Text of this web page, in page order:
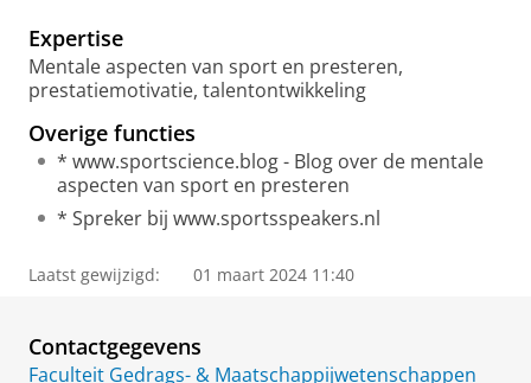
r
t
Expertise
Mentale aspecten van sport en presteren,
prestatiemotivatie, talentontwikkeling
Overige functies
* www.sportscience.blog - Blog over de mentale
aspecten van sport en presteren
* Spreker bij www.sportsspeakers.nl
Laatst gewijzigd: 01 maart 2024 11:40
Contactgegevens
Faculteit Gedrags- & Maatschappijwetenschappen